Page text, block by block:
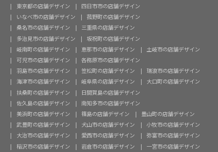
東京都の店舗デザイン
四日市市の店舗デザイン
いなべ市の店舗デザイン
菰野町の店舗デザイン
桑名市の店舗デザイン
三重県の店舗デザイン
多治見市の店舗デザイン
坂祝町の店舗デザイン
岐南町の店舗デザイン
恵那市の店舗デザイン
土岐市の店舗デザイン
可児市の店舗デザイン
各務原市の店舗デザイン
羽島市の店舗デザイン
笠松町の店舗デザイン
瑞浪市の店舗デザイン
海津市の店舗デザイン
岐阜県の店舗デザイン
大口町の店舗デザイン
扶桑町の店舗デザイン
日間賀島の店舗デザイン
佐久島の店舗デザイン
南知多市の店舗デザイン
美浜町の店舗デザイン
篠島の店舗デザイン
豊山町の店舗デザイン
武豊町の店舗デザイン
犬山市の店舗デザイン
小牧市の店舗デザイン
大治市の店舗デザイン
愛西市の店舗デザイン
弥富市の店舗デザイン
稲沢市の店舗デザイン
岩倉市の店舗デザイン
一宮市の店舗デザイン